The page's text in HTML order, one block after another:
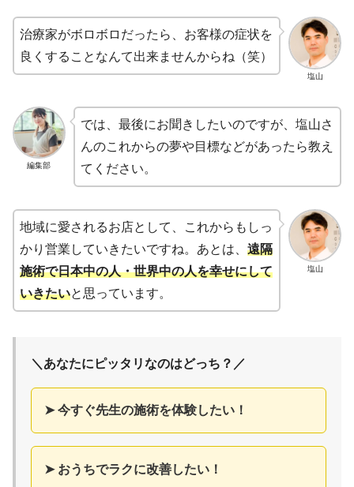
塩山
治療家がボロボロだったら、お客様の症状を
良くすることなんて出来ませんからね（笑）
編集部
では、最後にお聞きしたいのですが、塩山さ
んのこれからの夢や目標などがあったら教え
てください。
塩山
地域に愛されるお店として、これからもしっ
かり営業していきたいですね。あとは、 遠隔
施術で日本中の人・世界中の人を幸せにして
いきたいと思っています。
＼あなたにピッタリなのはどっち？／
➤ 今すぐ先生の施術を体験したい！
➤ おうちでラクに改善したい！